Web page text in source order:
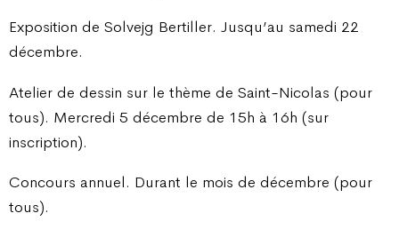
Exposition de Solvejg Bertiller. Jusqu’au samedi 22
décembre.
Atelier de dessin sur le thème de Saint-Nicolas (pour
tous). Mercredi 5 décembre de 15h à 16h (sur
inscription).
Concours annuel. Durant le mois de décembre (pour
tous).